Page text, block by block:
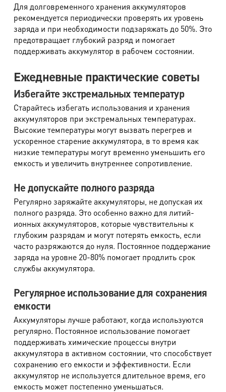
Для долговременного хранения аккумуляторов
рекомендуется периодически проверять их уровень
заряда и при необходимости подзаряжать до 50%. Это
предотвращает глубокий разряд и помогает
поддерживать аккумулятор в рабочем состоянии.
Ежедневные практические советы
Избегайте экстремальных температур
Старайтесь избегать использования и хранения
аккумуляторов при экстремальных температурах.
Высокие температуры могут вызвать перегрев и
ускоренное старение аккумулятора, в то время как
низкие температуры могут временно уменьшить его
емкость и увеличить внутреннее сопротивление.
Не допускайте полного разряда
Регулярно заряжайте аккумуляторы, не допуская их
полного разряда. Это особенно важно для литий-
ионных аккумуляторов, которые чувствительны к
глубоким разрядам и могут потерять емкость, если
часто разряжаются до нуля. Постоянное поддержание
заряда на уровне 20-80% помогает продлить срок
службы аккумулятора.
Регулярное использование для сохранения
емкости
Аккумуляторы лучше работают, когда используются
регулярно. Постоянное использование помогает
поддерживать химические процессы внутри
аккумулятора в активном состоянии, что способствует
сохранению его емкости и эффективности. Если
аккумулятор не используется длительное время, его
емкость может постепенно уменьшаться.